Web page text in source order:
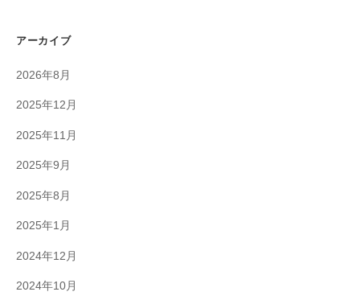
アーカイブ
2026年8月
2025年12月
2025年11月
2025年9月
2025年8月
2025年1月
2024年12月
2024年10月